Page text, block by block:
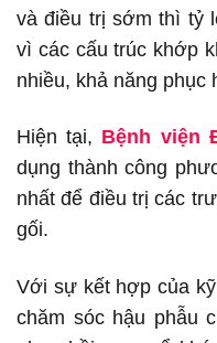
và điều trị sớm thì tỷ
vì các cấu trúc khớp
nhiều, khả năng phục
Hiện tại, Bệnh viện
dụng thành công
nhất để điều trị các
gối.
Với sự kết hợp của
chăm sóc hậu phẫu